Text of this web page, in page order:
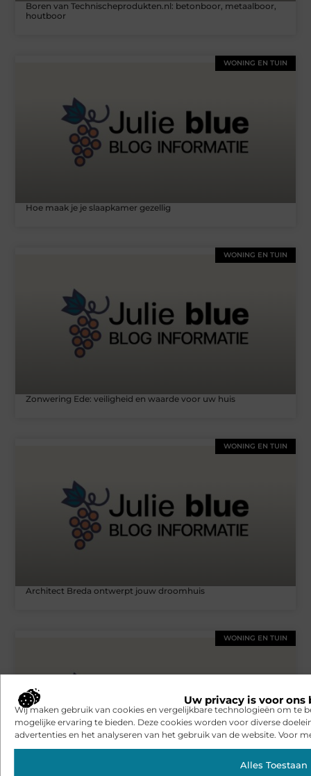
Uw privacy is voor
Wij maken gebruik van cookies en vergelijkbare technologieën om te
mogelijke ervaring te bieden. Deze cookies worden voor diverse
advertenties en het analyseren van het gebruik van de website. Voor
Alles Toestaan
Boren van Technischeprodukten.nl: betonboor, metaalboor,
houtboor
WONING EN TUIN
Hoe maak je je slaapkamer gezellig
WONING EN TUIN
Zonwering Ede: veiligheid en waarde voor uw huis
WONING EN TUIN
Architect Breda ontwerpt jouw droomhuis
WONING EN TUIN